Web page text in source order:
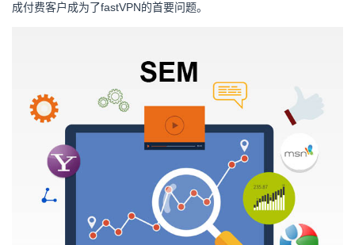
成付费客户成为了fastVPN的首要问题。